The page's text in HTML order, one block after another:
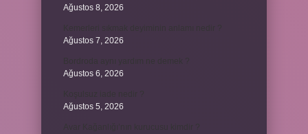
Ağustos 8, 2026
Ağustos 7, 2026
Ağustos 6, 2026
Ağustos 5, 2026